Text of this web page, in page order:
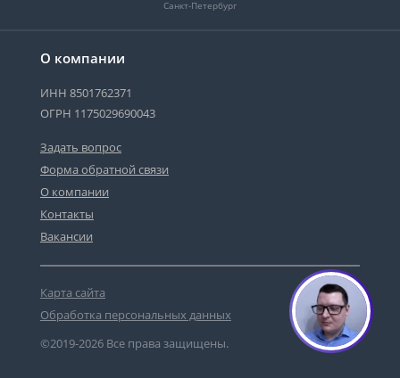
О компании
ИНН 8501762371
ОГРН 1175029690043
Задать вопрос
Форма обратной связи
О компании
Контакты
Вакансии
©2019-2026 Все права защищены.
Карта сайта
Обработка персональных данных
Санкт-Петербург